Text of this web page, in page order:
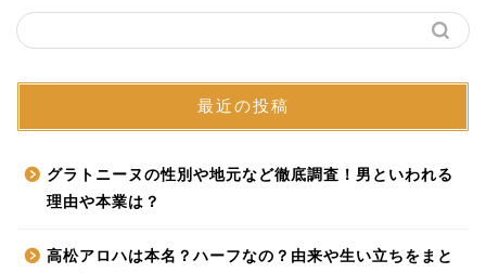
最近の投稿
グラトニーヌの性別や地元など徹底調査！男といわれる
理由や本業は？
高松アロハは本名？ハーフなの？由来や生い立ちをまと